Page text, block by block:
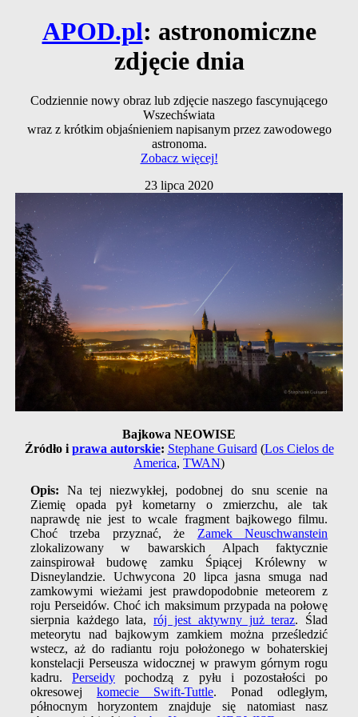
APOD.pl: astronomiczne
zdjęcie dnia
Codziennie nowy obraz lub zdjęcie naszego fascynującego
Wszechświata
wraz z krótkim objaśnieniem napisanym przez zawodowego
astronoma.
Zobacz więcej!
23 lipca 2020
Bajkowa NEOWISE
Źródło i prawa autorskie: Stephane Guisard (Los Cielos de
America, TWAN)
Opis: Na tej niezwykłej, podobnej do snu scenie na
Ziemię opada pył kometarny o zmierzchu, ale tak
naprawdę nie jest to wcale fragment bajkowego filmu.
Choć trzeba przyznać, że Zamek Neuschwanstein
zlokalizowany w bawarskich Alpach faktycznie
zainspirował budowę zamku Śpiącej Królewny w
Disneylandzie. Uchwycona 20 lipca jasna smuga nad
zamkowymi wieżami jest prawdopodobnie meteorem z
roju Perseidów. Choć ich maksimum przypada na połowę
sierpnia każdego lata,rój jest aktywny już teraz. Ślad
meteorytu nad bajkowym zamkiem można prześledzić
wstecz, aż do radiantu roju położonego w bohaterskiej
konstelacji Perseusza widocznej w prawym górnym rogu
kadru. Perseidy pochodzą z pyłu i pozostałości po
okresowej komecie Swift-Tuttle. Ponad odległym,
północnym horyzontem znajduje się natomiast nasz